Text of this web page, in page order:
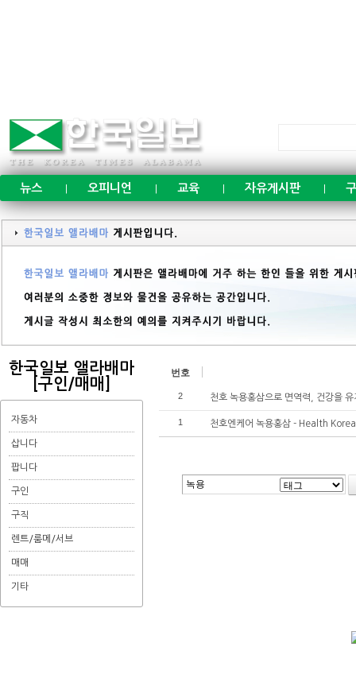
뉴스 오피니언 교육 자유게시판
한국일보 앨라배마
[구인/매매]
자동차
삽니다
팝니다
구인
구직
렌트/룸메/서브
매매
기타
번호
2 천호 녹용홍삼으로 면역력, 건강을
1 천호엔케어 녹용홍삼 - Health